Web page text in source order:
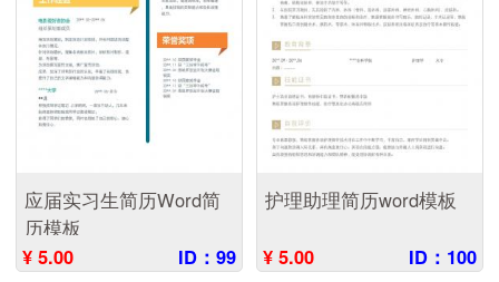
应届实习生简历Word简
历模板
¥ 5.00
ID：99
护理助理简历word模板
¥ 5.00 ID：100